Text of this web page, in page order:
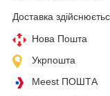
Доставка
Нова Пошта
Укрпошта
Meest ПОШТА